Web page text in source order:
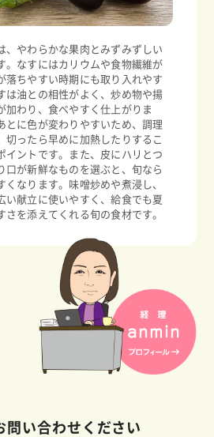
、やわらかな果肉とみずみずしい
。なすにはカリウムや食物繊維が
落ちやすい時期にも取り入れやす
は油との相性がよく、炒め物や揚
加わり、食べやすく仕上がりま
とに色が変わりやすいため、調理
切ったら早めに加熱したりするこ
イントです。また、皮にハリとつ
口が新鮮なものを選ぶと、旬なら
くなります。味噌炒めや煮浸し、
い献立に使いやすく、給食でも夏
さを添えてくれる旬の食材です。
問い合わせください